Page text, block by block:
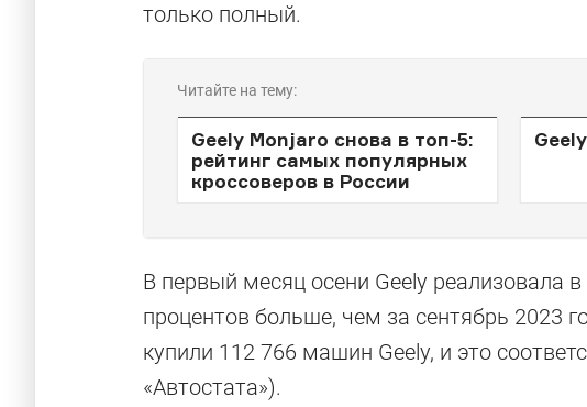
только полный.
Читайте на тему:
Geely Monjaro снова в топ-5:
рейтинг самых популярных
кроссоверов в России
В первый месяц осени Geely реализовала
процентов больше, чем за сентябрь 2023
купили 112 766 машин Geely, и это
«Автостата»).